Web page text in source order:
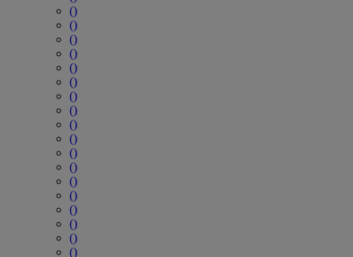
()
()
()
()
()
()
()
()
()
()
()
()
()
()
()
()
()
()